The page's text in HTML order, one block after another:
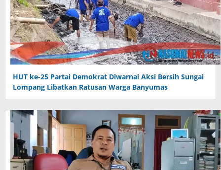
HUT ke-25 Partai Demokrat Diwarnai Aksi Bersih Sungai
Lompang Libatkan Ratusan Warga Banyumas